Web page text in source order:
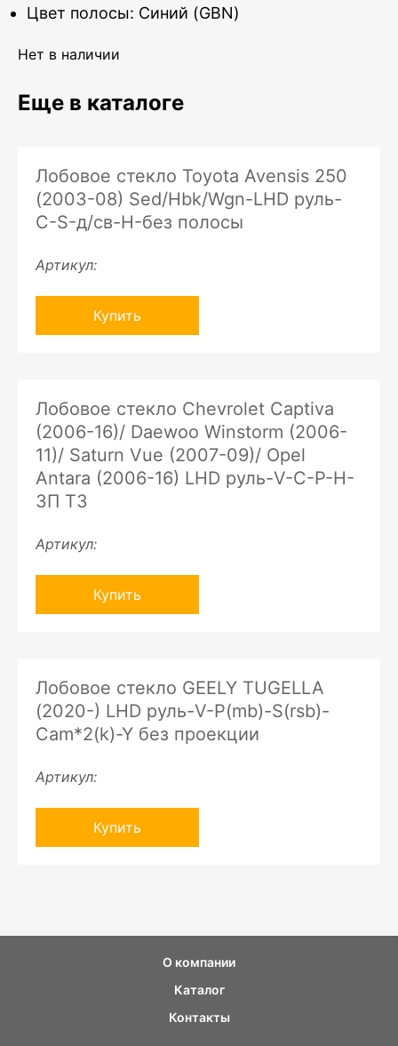
Цвет полосы: Синий (GBN)
Нет в наличии
Еще в каталоге
Лобовое стекло Toyota Avensis 250
(2003-08) Sed/Hbk/Wgn-LHD руль-
C-S-д/св-H-без полосы
Артикул:
Купить
Лобовое стекло Chevrolet Captiva
(2006-16)/ Daewoo Winstorm (2006-
11)/ Saturn Vue (2007-09)/ Opel
Antara (2006-16) LHD руль-V-C-P-H-
ЗП ТЗ
Артикул:
Купить
Лобовое стекло GEELY TUGELLA
(2020-) LHD руль-V-P(mb)-S(rsb)-
Cam*2(k)-Y без проекции
Артикул:
Купить
О компании
Каталог
Контакты